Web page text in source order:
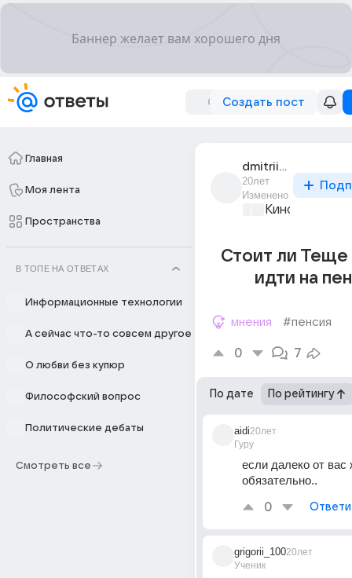
Создать пост
Главная
Моя лента
Пространства
В ТОПЕ НА ОТВЕТАХ
Информационные технологии
А сейчас что-то совсем другое
О любви без купюр
Философский вопрос
Политические дебаты
Смотреть все
dmitrii_1214
20лет
Изменено
Киномания
Стоит ли Теще
идти на
мнения #пенсия
0 7
По дате По рейтингу
aidi
Гуру
20лет
если далеко от вас
обязательно..
0
grigorii_100
Ученик
20лет